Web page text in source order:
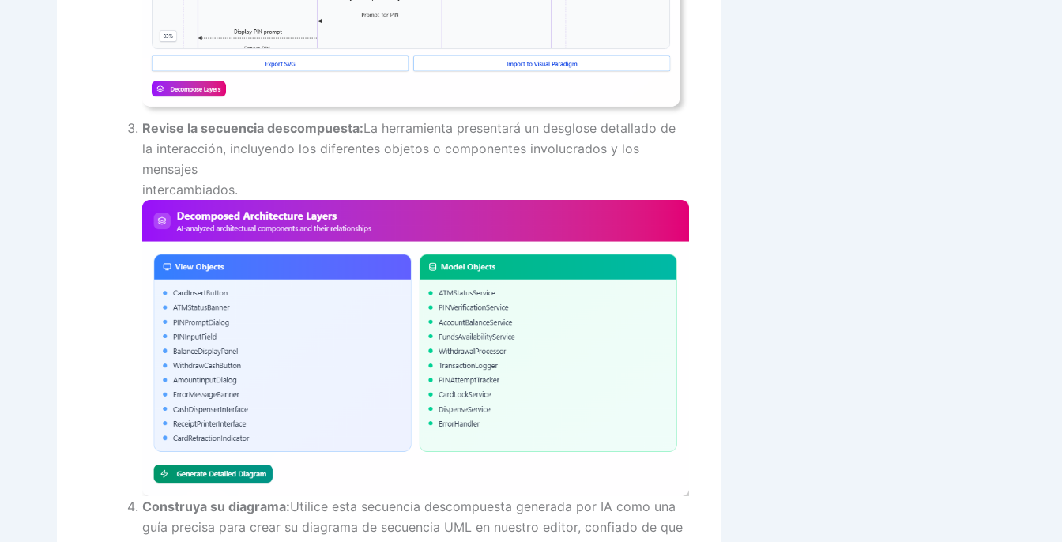
Revise la secuencia descompuesta:La herramienta presentará un desglose detallado de
la interacción, incluyendo los diferentes objetos o componentes involucrados y los
mensajes
intercambiados.
Construya su diagrama:Utilice esta secuencia descompuesta generada por IA como una
guía precisa para crear su diagrama de secuencia UML en nuestro editor, confiado de que